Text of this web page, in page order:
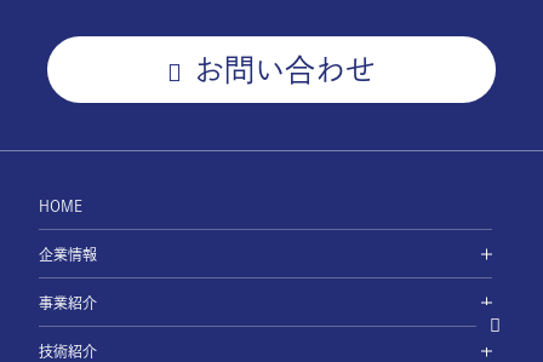
お問い合わせ
HOME
企業情報
事業紹介
技術紹介